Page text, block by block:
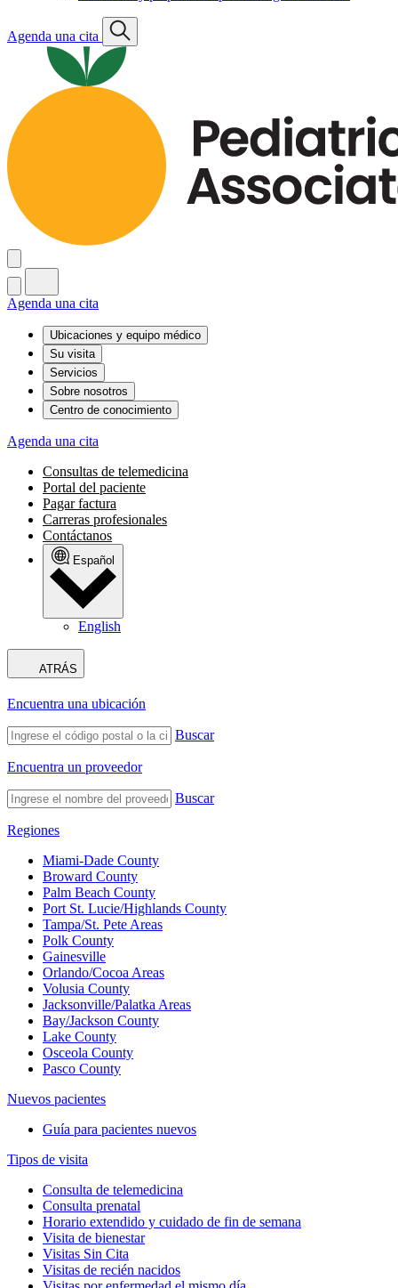
Agenda una cita
Agenda una cita
Ubicaciones y equipo médico
Su visita
Servicios
Sobre nosotros
Centro de conocimiento
Agenda una cita
Consultas de telemedicina
Portal del paciente
Pagar factura
Carreras profesionales
Contáctanos
Español
English
ATRÁS
Encuentra una ubicación
Buscar
Encuentra un proveedor
Buscar
Regiones
Miami-Dade County
Broward County
Palm Beach County
Port St. Lucie/Highlands County
Tampa/St. Pete Areas
Polk County
Gainesville
Orlando/Cocoa Areas
Volusia County
Jacksonville/Palatka Areas
Bay/Jackson County
Lake County
Osceola County
Pasco County
Nuevos pacientes
Guía para pacientes nuevos
Tipos de visita
Consulta de telemedicina
Consulta prenatal
Horario extendido y cuidado de fin de semana
Visita de bienestar
Visitas Sin Cita
Visitas de recién nacidos